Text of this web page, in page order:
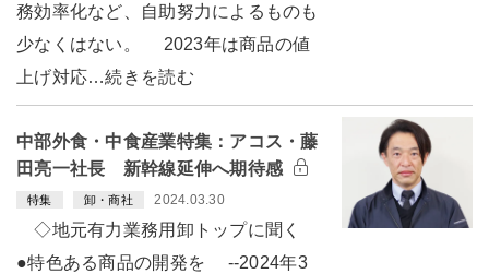
務効率化など、自助努力によるものも
少なくはない。 2023年は商品の値
上げ対応…続きを読む
中部外食・中食産業特集：アコス・藤
田亮一社長 新幹線延伸へ期待感
特集 卸・商社 2024.03.30
◇地元有力業務用卸トップに聞く
●特色ある商品の開発を --2024年3